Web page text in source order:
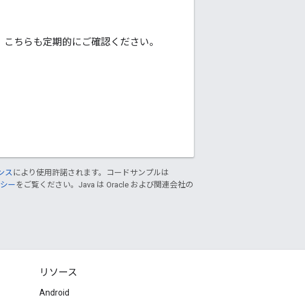
ちらも定期的にご確認ください。
ス により使用許諾されます。コードサンプルは
ーをご覧ください。Java は Oracle および関連会社の
リソース
Android